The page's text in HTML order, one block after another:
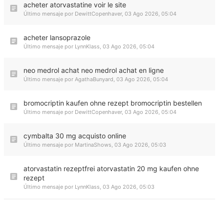
acheter atorvastatine voir le site
Último mensaje por DewittCopenhaver, 03 Ago 2026, 05:04
acheter lansoprazole
Último mensaje por LynnKlass, 03 Ago 2026, 05:04
neo medrol achat neo medrol achat en ligne
Último mensaje por AgathaBunyard, 03 Ago 2026, 05:04
bromocriptin kaufen ohne rezept bromocriptin bestellen
Último mensaje por DewittCopenhaver, 03 Ago 2026, 05:04
cymbalta 30 mg acquisto online
Último mensaje por MartinaShows, 03 Ago 2026, 05:03
atorvastatin rezeptfrei atorvastatin 20 mg kaufen ohne
rezept
Último mensaje por LynnKlass, 03 Ago 2026, 05:03